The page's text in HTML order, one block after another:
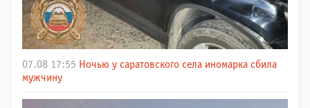
07.08 17:55 Ночью у саратовского села иномарка сбила
мужчину